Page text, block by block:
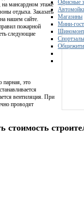
Офисные
Магазины
Мини-
Спортзалы
мансардном этаже
отдыха. Заказать
нашем сайте.
пожарной
следующие
парная, это
вентиляция. При
проводят
стоимость